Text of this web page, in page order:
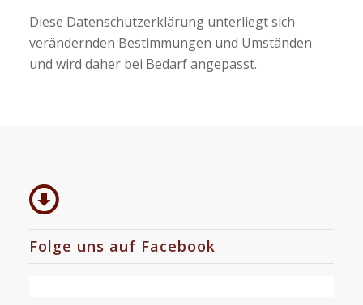
Diese Datenschutzerklärung unterliegt sich
verändernden Bestimmungen und Umständen
und wird daher bei Bedarf angepasst.
Folge uns auf Facebook